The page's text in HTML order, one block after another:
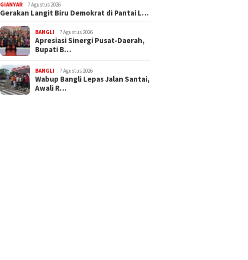
GIANYAR 7 Agustus 2026
Gerakan Langit Biru Demokrat di Pantai L…
BANGLI 7 Agustus 2026
Apresiasi Sinergi Pusat-Daerah,
Bupati B…
BANGLI 7 Agustus 2026
Wabup Bangli Lepas Jalan Santai,
Awali R…